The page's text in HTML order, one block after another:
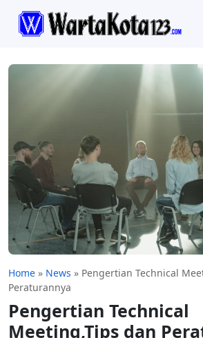
Home » News » Pengertian Technical
Peraturannya
Pengertian Technical
Meeting,Tips dan